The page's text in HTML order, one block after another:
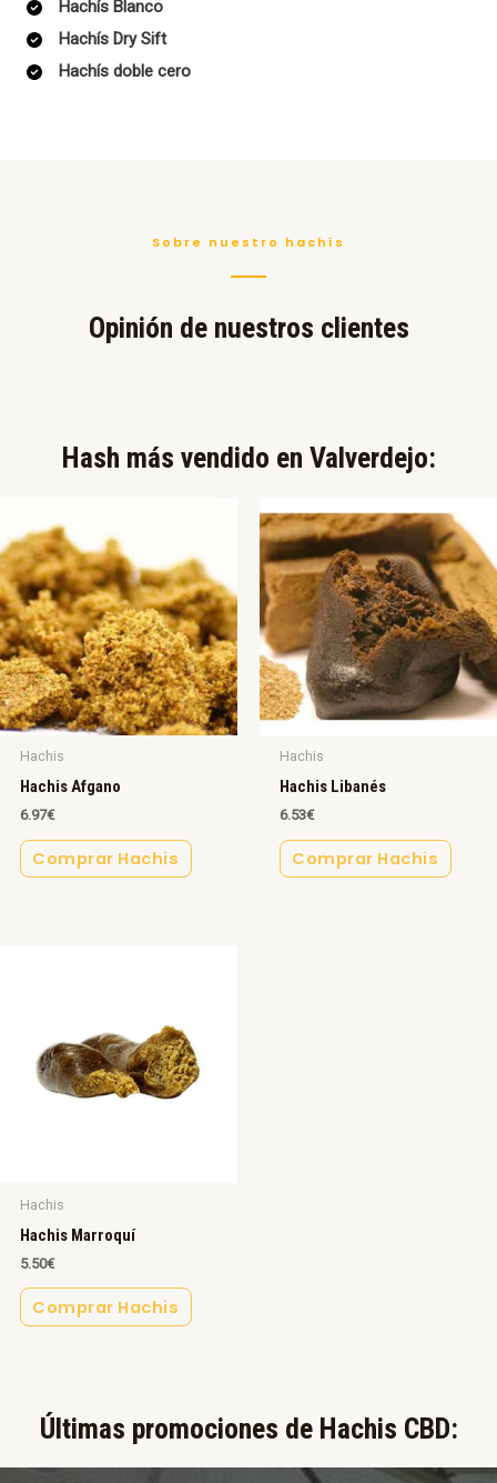
Hachís Blanco
Hachís Dry Sift
Hachís doble cero
Sobre nuestro hachís
Opinión de nuestros clientes
Hash más vendido en Valverdejo:​
Hachis
Hachis Afgano
6.97€
Comprar Hachis
Hachis
Hachis Libanés
6.53€
Comprar Hachis
Hachis
Hachis Marroquí
5.50€
Comprar Hachis
Últimas promociones de Hachis CBD:​